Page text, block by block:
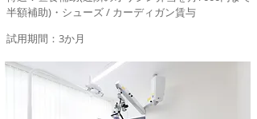
半額補助)・シューズ / カーディガン賃与
試用期間：3か月